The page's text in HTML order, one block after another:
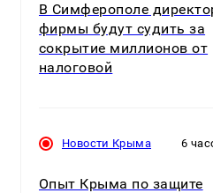
В Симферополе
фирмы будут судить за
сокрытие миллионов от
налоговой
Новости Крыма 6
Опыт Крыма по защите